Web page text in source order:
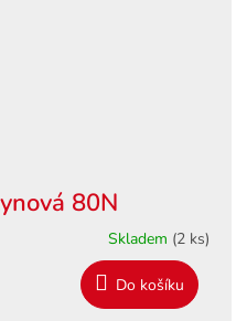
80N
Skladem (2 ks)
Do košíku